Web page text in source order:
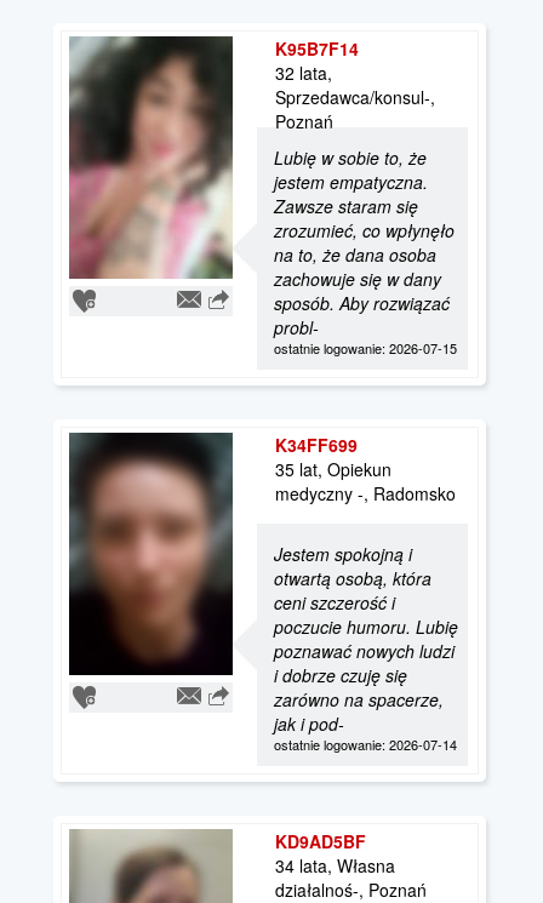
K95B7F14
32 lata,
Sprzedawca/konsul-,
Poznań
Lubię w sobie to, że
jestem empatyczna.
Zawsze staram się
zrozumieć, co wpłynęło
na to, że dana osoba
zachowuje się w dany
sposób. Aby rozwiązać
probl-
ostatnie logowanie: 2026-07-15
K34FF699
35 lat, Opiekun
medyczny -, Radomsko
Jestem spokojną i
otwartą osobą, która
ceni szczerość i
poczucie humoru. Lubię
poznawać nowych ludzi
i dobrze czuję się
zarówno na spacerze,
jak i pod-
ostatnie logowanie: 2026-07-14
KD9AD5BF
34 lata, Własna
działalnoś-, Poznań